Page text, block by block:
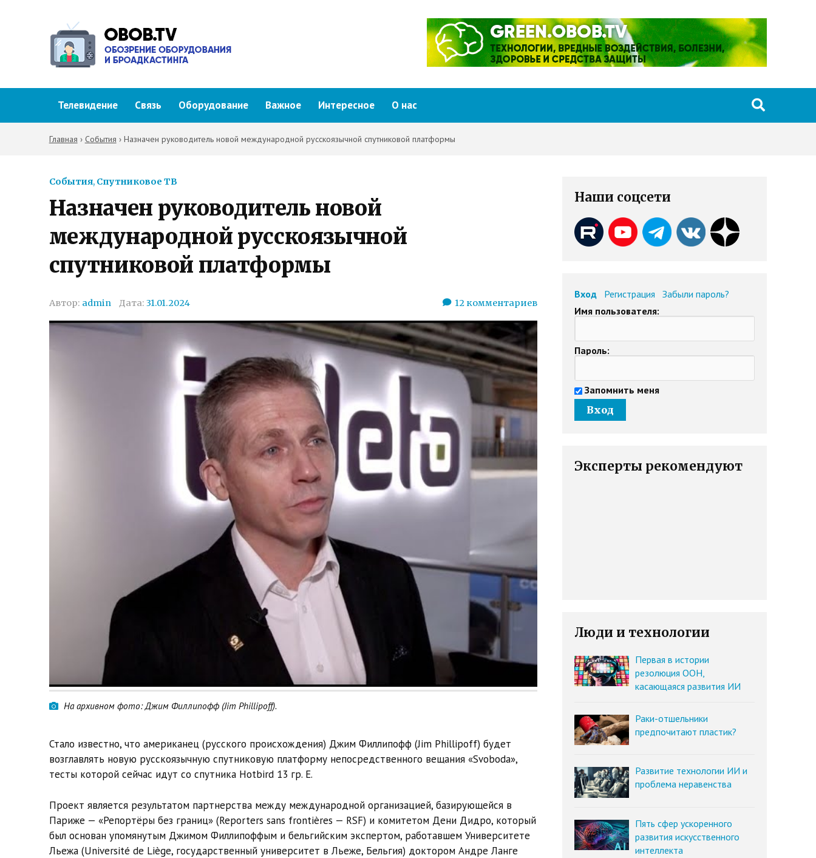
Телевидение Связь Оборудование Важное Интересное О нас
Главная › События › Назначен руководитель новой международной русскоязычной спутниковой платформы
События, Спутниковое ТВ
Назначен руководитель новой
международной русскоязычной
спутниковой платформы
Автор: admin Дата: 31.01.2024 12комментариев
На архивном фото: Джим Филлипофф (Jim Phillipoff).
Стало известно, что американец (русского происхождения) Джим Филлипофф (Jim Phillipoff) будет
возглавлять новую русскоязычную спутниковую платформу непосредственного вещания «Svoboda»,
тесты которой сейчас идут со спутника Hotbird 13 гр. Е.
Проект является результатом партнерства между международной организацией, базирующейся в
Париже — «Репортёры без границ» (Reporters sans frontières — RSF) и комитетом Дени Дидро, который
был основан упомянутым Джимом Филлипоффым и бельгийским экспертом, работавшем Университете
Льежа (Université de Liège, государственный университет в Льеже, Бельгия) доктором Андре Ланге
Наши соцсети
Вход Регистрация
Забыли пароль?
Имя пользователя:
Пароль:
Запомнить меня
Эксперты рекомендуют
Люди и технологии
Первая в истории
резолюция ООН,
касающаяся развития ИИ
Раки-отшельники
предпочитают пластик?
Развитие технологии ИИ и
проблема неравенства
Пять сфер ускоренного
развития искусственного
интеллекта